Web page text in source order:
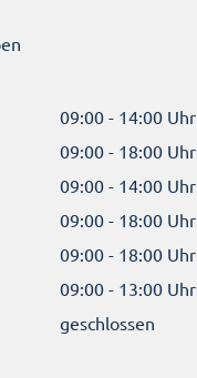
09:00 - 14:00 Uhr
09:00 - 18:00 Uhr
09:00 - 14:00 Uhr
09:00 - 18:00 Uhr
09:00 - 18:00 Uhr
09:00 - 13:00 Uhr
geschlossen